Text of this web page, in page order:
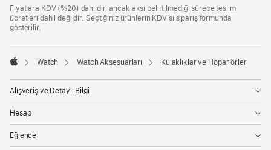
Bilgi
Fiyatlara KDV (%20) dahildir, ancak aksi belirtilmediği sürece teslim
ücretleri dahil değildir. Seçtiğiniz ürünlerin KDV’si sipariş formunda
gösterilir.
Watch Watch Aksesuarları Kulaklıklar ve Hoparlörler
Alışveriş ve Detaylı Bilgi
Hesap
Eğlence